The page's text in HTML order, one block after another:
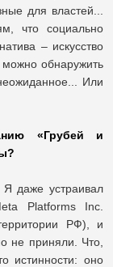
для властей...
что социально
– искусство
обнаружить
Или
«Грубей и
даже устраивал
Platforms Inc.
РФ), и
не приняли. Что,
истинности: оно